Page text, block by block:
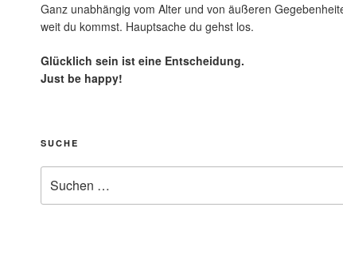
Ganz unabhängig vom Alter und von äußeren
weit du kommst. Hauptsache du gehst los.
Glücklich sein ist eine Entscheidung.
Just be happy!
SUCHE
nach: